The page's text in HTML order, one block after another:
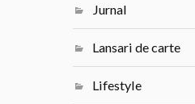
Jurnal
Lansari de carte
Lifestyle